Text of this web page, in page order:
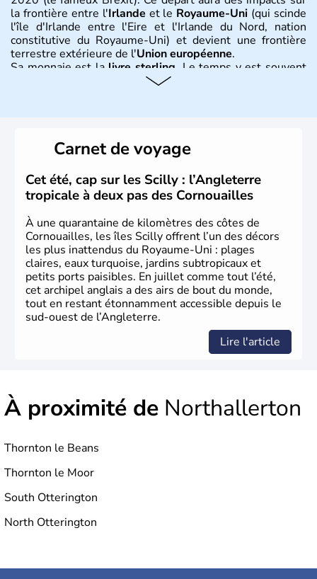
la frontière entre l'Irlande et le Royaume-Uni (qui scinde
l'île d'Irlande entre l'Eire et l'Irlande du Nord, nation
constitutive du Royaume-Uni) et devient une frontière
terrestre extérieure de l'Union européenne.
Sa monnaie est lalivre sterling . Le temps y est souvent
instable avec de nombreuses précipitations : il s’agit d’un
Histoire et administration
L'Angleterre est l’une des quatre nations constitutives du
Royaume-Uni. Elle est peuplée de plus de 50 millions
d’habitants, les Anglais, et constitue à elle seule, près de
84% de la population de l’ensemble. Le pays s’est créé au
Xème siècle et tient son nom desAngles
germanique installé sur ces terres. Première démocratie
parlementaire au monde, elle doit son développement à
l’essor industriel du XIXème siècle.
Carnet de voyage
Cet été, cap sur les Scilly : l’Angleterre
tropicale à deux pas des Cornouailles
À une quarantaine de kilomètres des côtes de
Cornouailles, les îles Scilly offrent l’un des décors
les plus inattendus du Royaume-Uni : plages
claires, eaux turquoise, jardins subtropicaux et
petits ports paisibles. En juillet comme tout l’été,
cet archipel anglais a des airs de bout du monde,
tout en restant étonnamment accessible depuis le
sud-ouest de l’Angleterre.
Lire l'article
À proximité de Northallerton
Thornton le Beans
Thornton le Moor
South Otterington
North Otterington